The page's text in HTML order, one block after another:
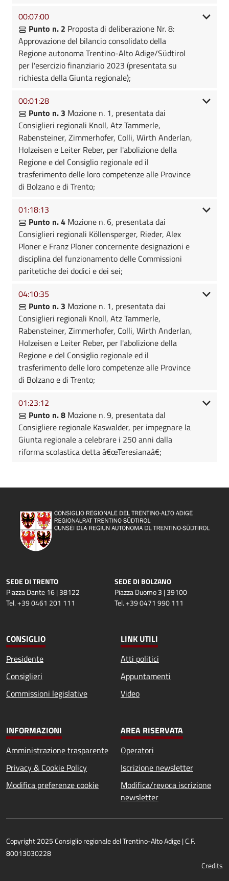
00:07:00
Punto n. 2 Proposta di deliberazione Nr. 8:
Approvazione del bilancio consolidato della
Regione autonoma Trentino-Alto Adige/Südtirol
per l'esercizio finanziario 2023 (presentata su
richiesta della Giunta regionale);
00:01:28
Punto n. 3 Mozione n. 1, presentata dai
Consiglieri regionali Knoll, Atz Tammerle,
Rabensteiner, Zimmerhofer, Colli, Wirth Anderlan,
Holzeisen e Leiter Reber, per l'abolizione della
Regione e del Consiglio regionale ed il
trasferimento delle loro competenze alle Province
di Bolzano e di Trento;
01:18:13
Punto n. 4 Mozione n. 6, presentata dai
Consiglieri regionali Köllensperger, Rieder, Alex
Ploner e Franz Ploner concernente designazioni e
disciplina del funzionamento delle Commissioni
paritetiche dei dodici e dei sei;
04:10:35
Punto n. 3 Mozione n. 1, presentata dai
Consiglieri regionali Knoll, Atz Tammerle,
Rabensteiner, Zimmerhofer, Colli, Wirth Anderlan,
Holzeisen e Leiter Reber, per l'abolizione della
Regione e del Consiglio regionale ed il
trasferimento delle loro competenze alle Province
di Bolzano e di Trento;
01:23:12
Punto n. 8 Mozione n. 9, presentata dal
Consigliere regionale Kaswalder, per impegnare la
Giunta regionale a celebrare i 250 anni dalla
riforma scolastica detta â€œTeresianaâ€;
SEDE DI TRENTO
Piazza Dante 16 | 38122
Tel. +39 0461 201 111
SEDE DI BOLZANO
Piazza Duomo 3 | 39100
Tel. +39 0471 990 111
CONSIGLIO
Presidente
Consiglieri
Commissioni legislative
LINK UTILI
Atti politici
Appuntamenti
Video
INFORMAZIONI
Amministrazione trasparente
Privacy & Cookie Policy
Modifica preferenze cookie
AREA RISERVATA
Operatori
Iscrizione newsletter
Modifica/revoca iscrizione
newsletter
Copyright 2025 Consiglio regionale del Trentino-Alto Adige | C.F.
80013030228
Credits